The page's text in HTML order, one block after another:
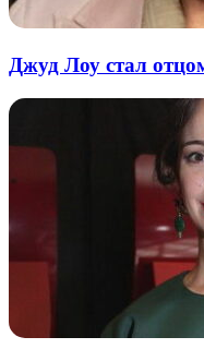
Джуд Лоу стал